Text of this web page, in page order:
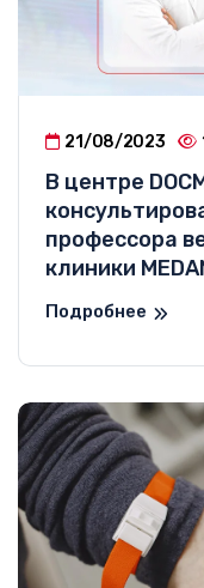
21/08/2023
В центре
профессора
клиники
Подробнее